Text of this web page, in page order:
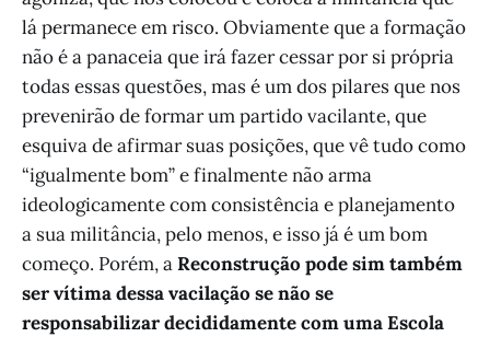
lá permanece em risco. Obviamente que a formação
não é a panaceia que irá fazer cessar por si própria
todas essas questões, mas é um dos pilares que nos
prevenirão de formar um partido vacilante, que
esquiva de afirmar suas posições, que vê tudo como
“igualmente bom” e finalmente não arma
ideologicamente com consistência e planejamento
a sua militância, pelo menos, e isso já é um bom
começo. Porém, aReconstrução pode sim também
ser vítima dessa vacilação se não se
responsabilizar decididamente com uma Escola